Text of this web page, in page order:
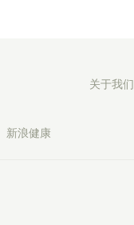
关于我们
新浪健康